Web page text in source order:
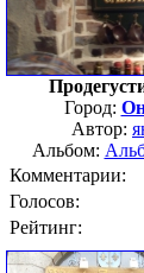
Город:
Автор:
Альбом:
Комментарии:
Голосов:
Рейтинг: